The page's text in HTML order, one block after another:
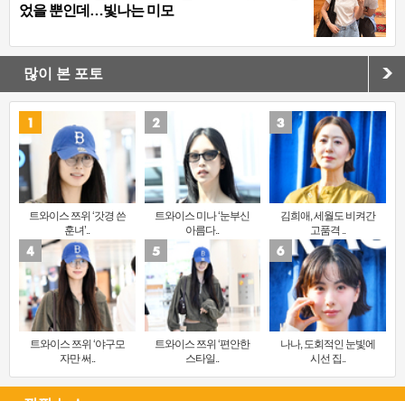
었을 뿐인데…빛나는 미모
많이 본 포토
트와이스 쯔위 ‘갓경 쓴
훈녀’..
트와이스 미나 ‘눈부신
아름다..
김희애, 세월도 비켜간
고품격 ..
트와이스 쯔위 ‘야구모
자만 써..
트와이스 쯔위 ‘편안한
스타일..
나나, 도회적인 눈빛에
시선 집..